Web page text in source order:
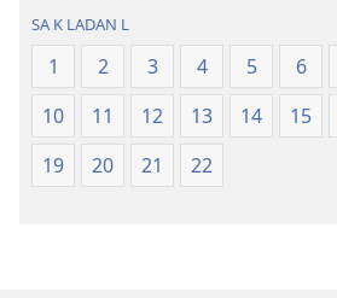
SA K LADAN L
1 2 3 4 5 6
10
11 12 13 14 15
19
20 21 22